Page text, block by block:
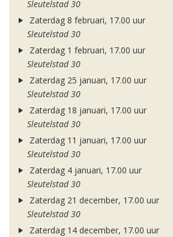
Sleutelstad 30
Zaterdag 8 februari, 17.00 uur
Sleutelstad 30
Zaterdag 1 februari, 17.00 uur
Sleutelstad 30
Zaterdag 25 januari, 17.00 uur
Sleutelstad 30
Zaterdag 18 januari, 17.00 uur
Sleutelstad 30
Zaterdag 11 januari, 17.00 uur
Sleutelstad 30
Zaterdag 4 januari, 17.00 uur
Sleutelstad 30
Zaterdag 21 december, 17.00 uur
Sleutelstad 30
Zaterdag 14 december, 17.00 uur